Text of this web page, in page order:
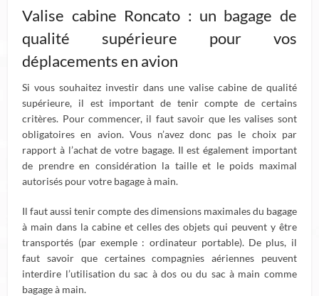
Valise cabine Roncato : un bagage de
qualité supérieure pour vos
déplacements en avion
Si vous souhaitez investir dans une valise cabine de qualité
supérieure, il est important de tenir compte de certains
critères. Pour commencer, il faut savoir que les valises sont
obligatoires en avion. Vous n’avez donc pas le choix par
rapport à l’achat de votre bagage. Il est également important
de prendre en considération la taille et le poids maximal
autorisés pour votre bagage à main.
Il faut aussi tenir compte des dimensions maximales du bagage
à main dans la cabine et celles des objets qui peuvent y être
transportés (par exemple : ordinateur portable). De plus, il
faut savoir que certaines compagnies aériennes peuvent
interdire l’utilisation du sac à dos ou du sac à main comme
bagage à main.